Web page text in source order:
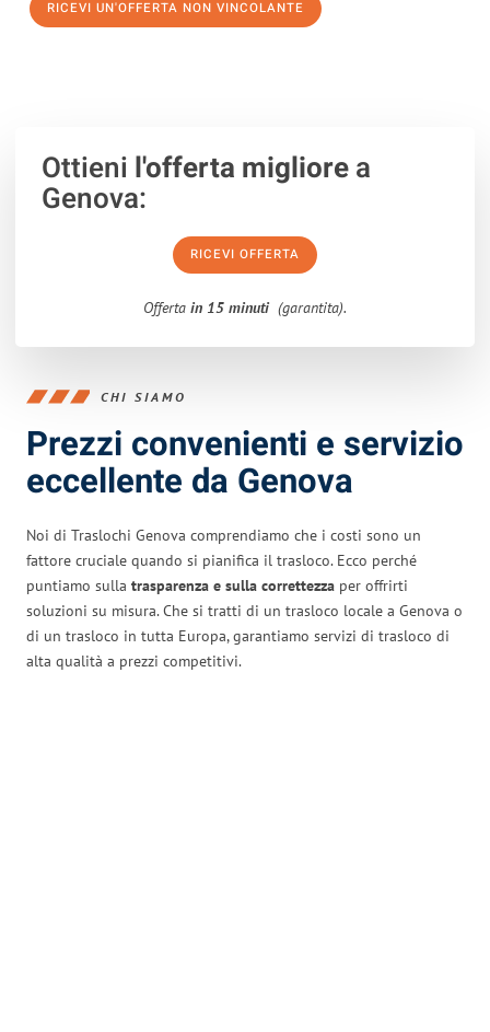
RICEVI UN'OFFERTA NON VINCOLANTE
Ottieni l'offerta migliorea
Genova:
RICEVI OFFERTA
Offerta in 15 minuti (garantita).
CHI SIAMO
Prezzi convenienti e servizio
eccellente da Genova
Noi di Traslochi Genova comprendiamo che i costi sono un
fattore cruciale quando si pianifica il trasloco. Ecco perché
puntiamo sulla trasparenza e sulla correttezza per offrirti
soluzioni su misura. Che si tratti di un trasloco locale a Genova o
di un trasloco in tutta Europa, garantiamo servizi di trasloco di
alta qualità a prezzi competitivi.